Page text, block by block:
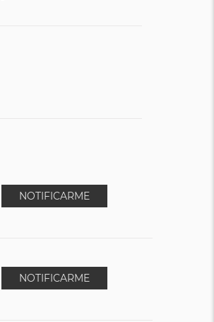
NOTIFICARME
NOTIFICARME